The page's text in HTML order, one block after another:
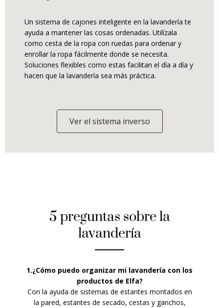
Un sistema de cajones inteligente en la lavandería te
ayuda a mantener las cosas ordenadas. Utilízala
como cesta de la ropa con ruedas para ordenar y
enrollar la ropa fácilmente donde se necesita.
Soluciones flexibles como estas facilitan el día a día y
hacen que la lavandería sea más práctica.
Ver el sistema inverso
5 preguntas sobre la
lavandería
1.¿Cómo puedo organizar mi lavandería con los
productos de Elfa?
Con la ayuda de sistemas de estantes montados en
la pared, estantes de secado, cestas y ganchos,